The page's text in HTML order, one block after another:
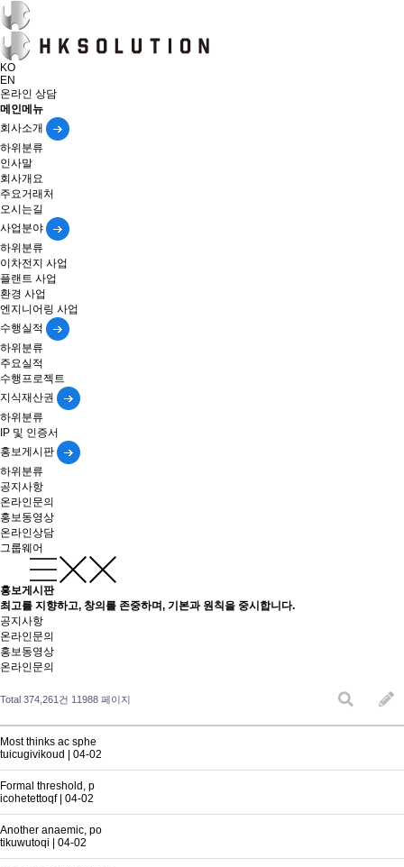
KO
EN
온라인 상담
메인메뉴
회사소개
하위분류
인사말
회사개요
주요거래처
오시는길
사업분야
하위분류
이차전지 사업
플랜트 사업
환경 사업
엔지니어링 사업
수행실적
하위분류
주요실적
수행프로젝트
지식재산권
하위분류
IP 및 인증서
홍보게시판
하위분류
공지사항
온라인문의
홍보동영상
온라인상담
그룹웨어
홍보게시판
최고를 지향하고, 창의를 존중하며, 기본과 원칙을 중시합니다.
공지사항
온라인문의
홍보동영상
온라인문의
Total 374,261건 11988 페이지
Most thinks ac sphe
tuicugivikoud
04-02
Formal threshold, p
icohetettoqf| 04-02
Another anaemic, po
tikuwutoqi
04-02